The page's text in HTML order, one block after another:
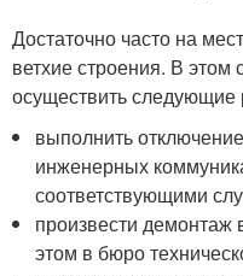
Достаточно часто на
ветхие строения. В этом
осуществить следующие
выполнить
инженерных
соответствующими
произвести демонтаж
этом в бюро